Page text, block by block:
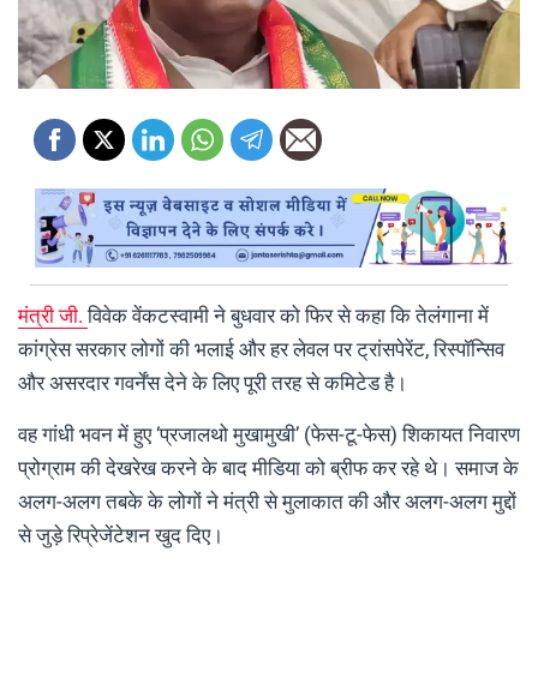
मंत्री जी.विवेक वेंकटस्वामी ने बुधवार को फिर से कहा कि तेलंगाना में
कांग्रेस सरकार लोगों की भलाई और हर लेवल पर ट्रांसपेरेंट, रिस्पॉन्सिव
और असरदार गवर्नेंस देने के लिए पूरी तरह से कमिटेड है।
वह गांधी भवन में हुए ‘प्रजालथो मुखामुखी’ (फेस-टू-फेस) शिकायत निवारण
प्रोग्राम की देखरेख करने के बाद मीडिया को ब्रीफ कर रहे थे। समाज के
अलग-अलग तबके के लोगों ने मंत्री से मुलाकात की और अलग-अलग मुद्दों
से जुड़े रिप्रेजेंटेशन खुद दिए।